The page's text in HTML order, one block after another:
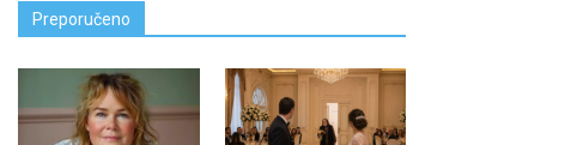
Preporučeno